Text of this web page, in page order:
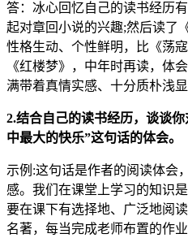
答：冰心回忆自己的读书经历
起对章回小说的兴趣;然后读了
性格生动、个性鲜明，比《荡
《红楼梦》，中年时再读，体
满带着真情实感、十分质朴浅显
2.结合自己的读书经历，谈谈
中最大的快乐”这句话的体会。
示例:这句话是作者的阅读体会
感。我们在课堂上学习的知识
要在课下有选择地、广泛地阅
名著，每当完成老师布置的作